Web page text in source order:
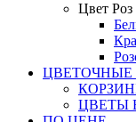
Цвет Роз
ЦВЕТЫ